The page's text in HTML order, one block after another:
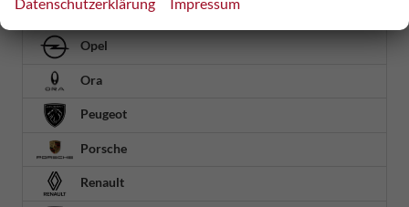
Omoda
Opel
Ora
Peugeot
Porsche
Renault